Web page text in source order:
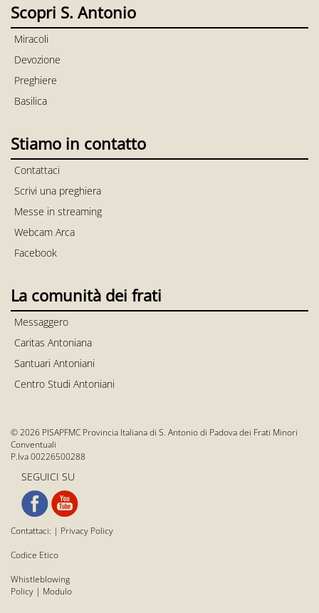
Scopri S. Antonio
Miracoli
Devozione
Preghiere
Basilica
Stiamo in contatto
Contattaci
Scrivi una preghiera
Messe in streaming
Webcam Arca
Facebook
La comunità dei frati
Messaggero
Caritas Antoniana
Santuari Antoniani
Centro Studi Antoniani
© 2026 PISAPFMC Provincia Italiana di S. Antonio di Padova dei Frati Minori
Conventuali
P.Iva 00226500288
SEGUICI SU
Contattaci: | Privacy Policy
Codice Etico
Whistleblowing
Policy | Modulo